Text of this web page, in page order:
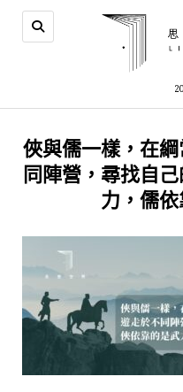
俠與儒一樣，在
同陣營，尋找自
力，儒